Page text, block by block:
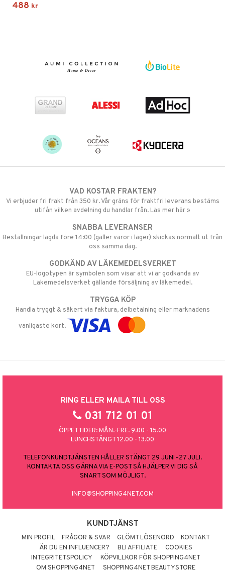
488 kr
VAD KOSTAR FRAKTEN?
Vi erbjuder fri frakt från 350 kr. Vår gräns för fraktfri leverans bestäms
utifån vilken avdelning du handlar från. Läs mer här »
SNABBA LEVERANSER
Beställningar lagda före 14:00 (gäller varor i lager) skickas normalt ut från
oss samma dag.
GODKÄND AV LÄKEMEDELSVERKET
EU-logotypen är symbolen som visar att vi är godkända av
Läkemedelsverket gällande försäljning av läkemedel.
TRYGGA KÖP
Handla tryggt & säkert via faktura, delbetalning eller marknadens
vanligaste kort.
RING ELLER MAILA TILL OSS
031 712 01 01
ÖPPETTIDER: MÅN.-FRE. 9.00 - 15.00
LUNCHSTÄNGT 12.00 - 13.00
TELEFONKUNDTJÄNSTEN HÅLLER STÄNGT 29 JUNI–27 JULI.
KONTAKTA OSS GÄRNA VIA E-POST SÅ HJÄLPER VI DIG SÅ
SNART SOM MÖJLIGT.
INFO@SHOPPING4NET.COM
KUNDTJÄNST
MIN PROFIL FRÅGOR & SVAR GLÖMT LÖSENORD
KONTAKT
ÄR DU EN INFLUENCER?
BLI AFFILIATE
COOKIES
INTEGRITETSPOLICY
KÖPVILLKOR FÖR SHOPPING4NET
OM SHOPPING4NET
SHOPPING4NET BEAUTYSTORE